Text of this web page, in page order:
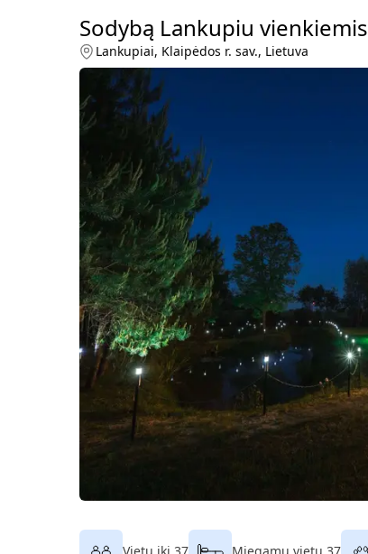
Sodybą Lankupiu vienkiemis
Lankupiai, Klaipėdos r. sav., Lietuva